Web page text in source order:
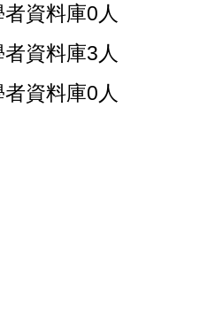
資料庫0人
資料庫3人
資料庫0人